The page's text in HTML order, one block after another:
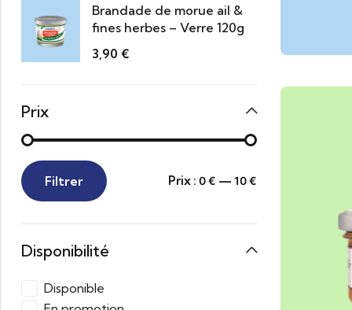
Brandade de morue ail &
fines herbes – Verre 120g
3,90 €
Prix
Filtrer Prix : 0 € — 10 €
Disponibilité
Disponible